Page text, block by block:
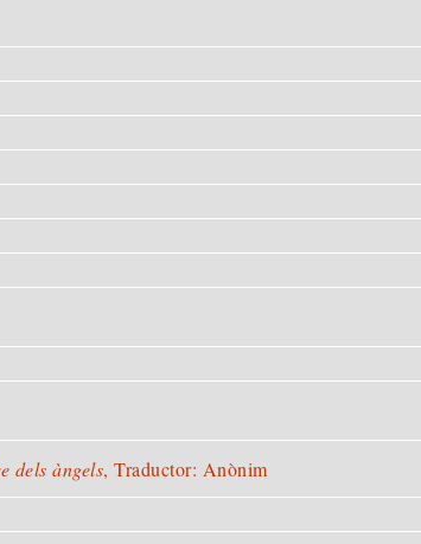
dels àngels, Traductor: Anònim